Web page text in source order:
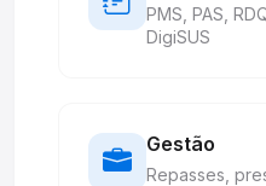
PMS, PAS,
DigiSUS
Gestão
Repasses,